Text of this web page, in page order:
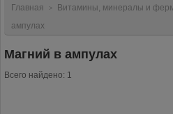
Главная > Витамины, минералы и
ампулах
Магний в ампулах
Всего найдено: 1